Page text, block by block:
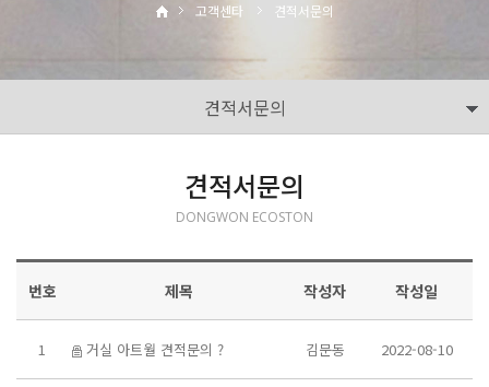
고객센타 견적서문의
견적서문의
견적서문의
DONGWON ECOSTON
번호 제목 작성자 작성일
1 거실 아트월 견적문의 ? 김문동 2022-08-10